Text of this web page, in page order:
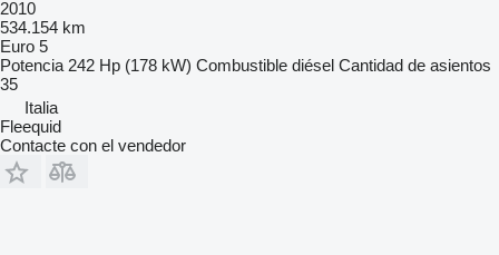
2010
534.154 km
Euro 5
Potencia 242 Hp (178 kW) Combustible diésel Cantidad de asientos
35
Italia
Fleequid
Contacte con el vendedor